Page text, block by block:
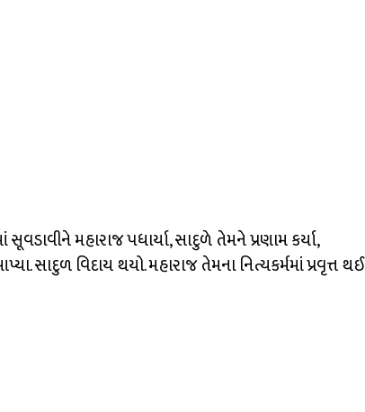
મહારાજ પધાર્યા, સાદુળે તેમને પ્રણામ કર્યા,
વિદાય થયો. મહારાજ તેમના નિત્યકર્મમાં પ્રવૃત્ત થઈ